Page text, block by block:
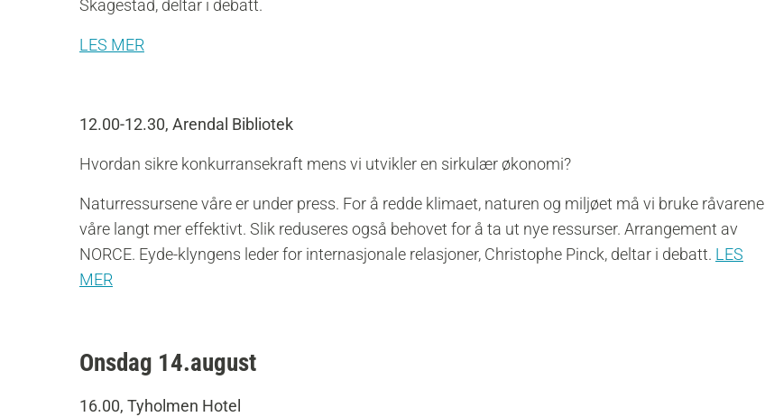
Skagestad, deltar i debatt.
LES MER
12.00-12.30, Arendal Bibliotek
Hvordan sikre konkurransekraft mens vi utvikler en sirkulær økonomi?
Naturressursene våre er under press. For å redde klimaet, naturen og miljøet må vi bruke råvarene
våre langt mer effektivt. Slik reduseres også behovet for å ta ut nye ressurser. Arrangement av
NORCE. Eyde-klyngens leder for internasjonale relasjoner, Christophe Pinck, deltar i debatt. LES
MER
Onsdag 14.august
16.00, Tyholmen Hotel